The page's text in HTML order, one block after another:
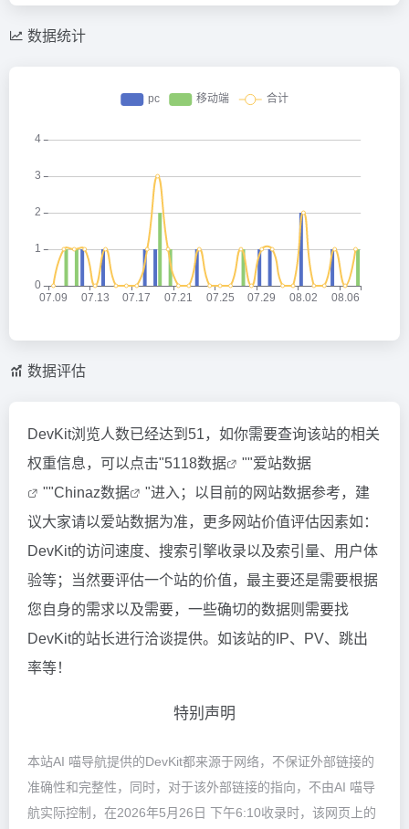
数据统计
数据评估
DevKit浏览人数已经达到51，如你需要查询该站的相关
权重信息，可以点击"5118数据 ""爱站数据
""Chinaz数据
"进入；以目前的网站数据参考，建
议大家请以爱站数据为准，更多网站价值评估因素如：
DevKit的访问速度、搜索引擎收录以及索引量、用户体
验等；当然要评估一个站的价值，最主要还是需要根据
您自身的需求以及需要，一些确切的数据则需要找
DevKit的站长进行洽谈提供。如该站的IP、PV、跳出
率等！
特别声明
本站AI 喵导航提供的DevKit都来源于网络，不保证外部链接的
准确性和完整性，同时，对于该外部链接的指向，不由AI 喵导
航实际控制，在2026年5月26日 下午6:10收录时，该网页上的